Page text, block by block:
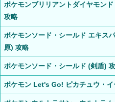
ポケモンブリリアントダイヤモン
攻略
ポケモンソード・シールド エキス
原) 攻略
ポケモンソード・シールド (剣盾)
ポケモン Let's Go! ピカチュウ・